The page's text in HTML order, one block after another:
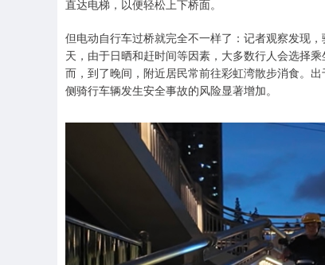
直达电梯，以便轻松上下桥面。
但电动自行车过桥就完全不一样了：记者观察发现
天，由于日晒和赶时间等因素，大多数行人会选择
而，到了晚间，附近居民常前往彩虹湾散步消食。
侧骑行车辆发生安全事故的风险显著增加。